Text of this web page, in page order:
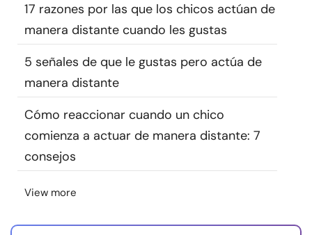
Idioma
Contáctanos
nosotros
© Copyright 2026. Todos los derechos reservados.
17 razones por las que los chicos actúan de
manera distante cuando les gustas
5 señales de que le gustas pero actúa de
manera distante
Cómo reaccionar cuando un chico
comienza a actuar de manera distante: 7
consejos
View more